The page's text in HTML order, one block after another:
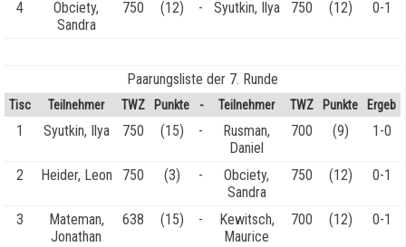
4
Obciety,
Sandra
750 (12) - Syutkin, Ilya 750 (12) 0-1
Paarungsliste der 7. Runde
Tisc Teilnehmer TWZ Punkte - Teilnehmer TWZ Punkte Ergeb
1 Syutkin, Ilya 750 (15) -
Rusman,
Daniel
700 (9) 1-0
2 Heider, Leon 750 (3) -
Obciety,
Sandra
750 (12) 0-1
3
Mateman,
Jonathan
638 (15) -
Kewitsch,
Maurice
700 (12) 0-1